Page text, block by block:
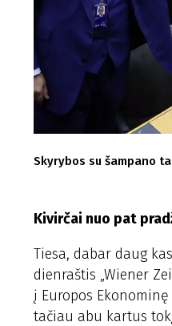
Skyrybos su šampano
Kivirčai nuo pat
Tiesa, dabar daug
dienraštis „Wiener
į Europos
tačiau abu kartus